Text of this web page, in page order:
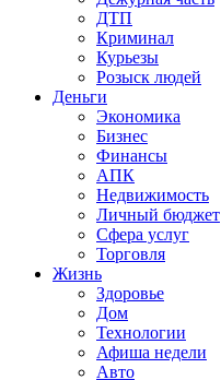
ДТП
Криминал
Курьезы
Розыск людей
Деньги
Экономика
Бизнес
Финансы
АПК
Недвижимость
Личный бюджет
Сфера услуг
Торговля
Жизнь
Здоровье
Дом
Технологии
Афиша недели
Авто